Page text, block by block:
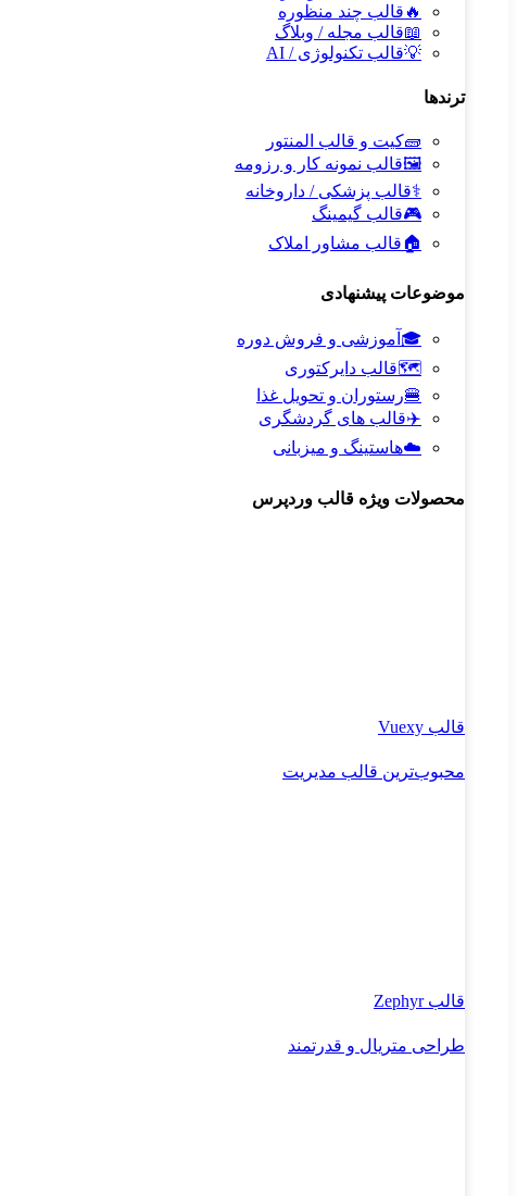
🔥 قالب چند منظوره
📖قالب مجله / وبلاگ
💡قالب تکنولوژی / AI
ترندها
🧱کیت و قالب المنتور
🖼️قالب نمونه کار و رزومه
⚕️قالب پزشکی / داروخانه
🎮قالب گیمینگ
🏠قالب مشاور املاک
موضوعات پیشنهادی
🎓 آموزشی و فروش دوره
🗺️قالب دایرکتوری
🍔رستوران و تحویل غذا
✈️قالب های گردشگری
☁️هاستینگ و میزبانی
محصولات ویژه قالب وردپرس
قالب Vuexy
محبوب‌ترین قالب مدیریت
قالب Zephyr
طراحی متریال و قدرتمند